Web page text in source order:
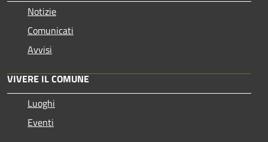
Notizie
Comunicati
Avvisi
VIVERE IL COMUNE
Luoghi
Eventi